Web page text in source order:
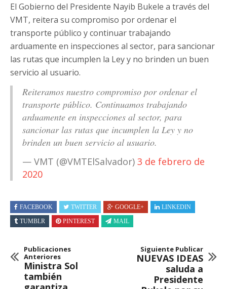
El Gobierno del Presidente Nayib Bukele a través del
VMT, reitera su compromiso por ordenar el
transporte público y continuar trabajando
arduamente en inspecciones al sector, para sancionar
las rutas que incumplen la Ley y no brinden un buen
servicio al usuario.
Reiteramos nuestro compromiso por ordenar el
transporte público. Continuamos trabajando
arduamente en inspecciones al sector, para
sancionar las rutas que incumplen la Ley y no
brinden un buen servicio al usuario.
— VMT (@VMTElSalvador) 3 de febrero de
2020
FACEBOOK TWITTER GOOGLE+
LINKEDIN
TUMBLR
PINTEREST MAIL
Publicaciones
Anteriores
Ministra Sol
también
Siguiente Publicar
NUEVAS IDEAS
saluda a
Presidente